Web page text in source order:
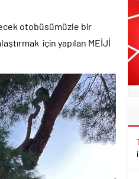
otobüsümüzle bir
için yapılan MEİJİ